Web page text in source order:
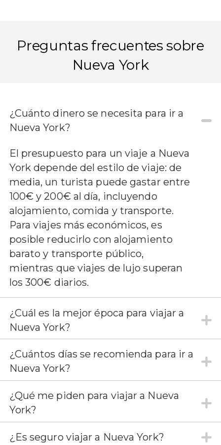
Preguntas frecuentes sobre
Nueva York
¿Cuánto dinero se necesita para ir a
Nueva York?
El presupuesto para un viaje a Nueva
York depende del estilo de viaje: de
media, un turista puede gastar entre
100€ y 200€ al día, incluyendo
alojamiento, comida y transporte.
Para viajes más económicos, es
posible reducirlo con alojamiento
barato y transporte público,
mientras que viajes de lujo superan
los 300€ diarios.
¿Cuál es la mejor época para viajar a
Nueva York?
¿Cuántos días se recomienda para ir a
Nueva York?
¿Qué me piden para viajar a Nueva
York?
¿Es seguro viajar a Nueva York?